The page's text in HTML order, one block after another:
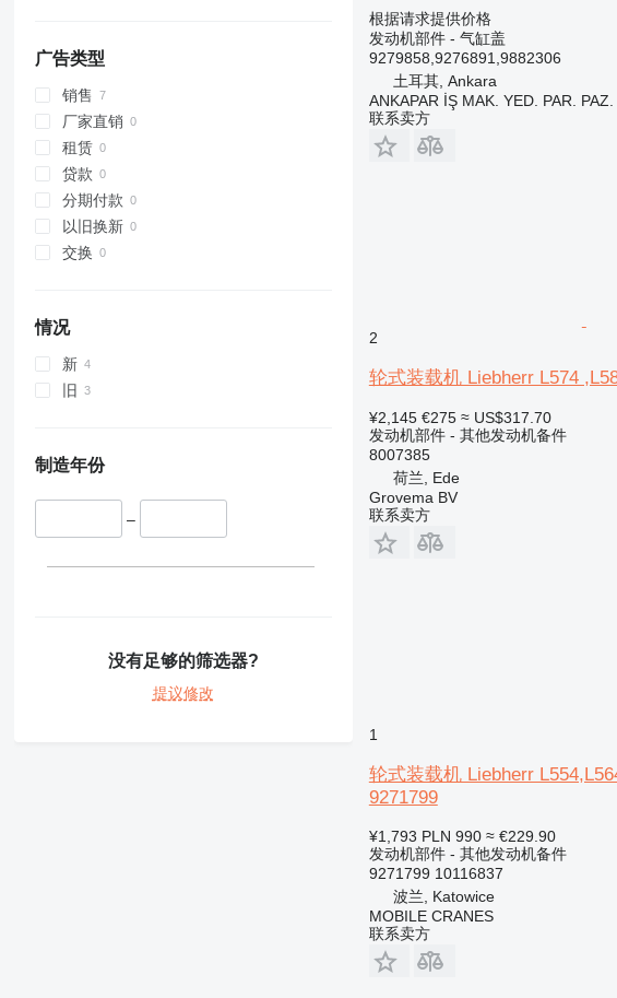
966
973
980
988
990
992
C-series
D series
广告类型
销售
厂家直销
租赁
贷款
分期付款
以旧换新
交换
情况
新
旧
制造年份
–
没有足够的筛选器?
提议修改
根据请求提供价格
发动机部件 - 气缸盖
9279858,9276891,9882306
土耳其, Ankara
ANKAPAR İŞ MAK. YED. PAR.
联系卖方
2
轮式装载机 Liebherr L574
¥2,145 €275 ≈ US$317.70
发动机部件 - 其他发动机备件
8007385
荷兰, Ede
Grovema BV
联系卖方
1
轮式装载机 Liebherr
9271799
¥1,793 PLN 990 ≈ €229.90
发动机部件 - 其他发动机备件
9271799 10116837
波兰, Katowice
MOBILE CRANES
联系卖方